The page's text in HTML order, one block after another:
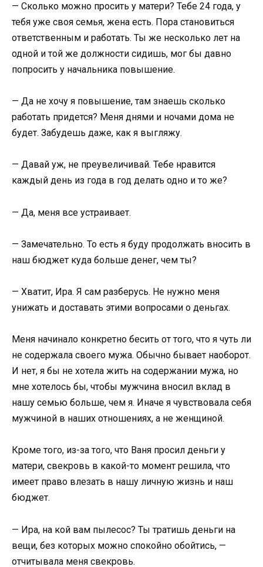
— Сколько можно просить у матери? Тебе 24 года, у
тебя уже своя семья, жена есть. Пора становиться
ответственным и работать. Ты же несколько лет на
одной и той же должности сидишь, мог бы давно
попросить у начальника повышение.
— Да не хочу я повышение, там знаешь сколько
работать придется? Меня днями и ночами дома не
будет. Забудешь даже, как я выгляжу.
— Давай уж, не преувеличивай. Тебе нравится
каждый день из года в год делать одно и то же?
— Да, меня все устраивает.
— Замечательно. То есть я буду продолжать вносить в
наш бюджет куда больше денег, чем ты?
— Хватит, Ира. Я сам разберусь. Не нужно меня
унижать и доставать этими вопросами о деньгах.
Меня начинало конкретно бесить от того, что я чуть ли
не содержала своего мужа. Обычно бывает наоборот.
И нет, я бы не хотела жить на содержании мужа, но
мне хотелось бы, чтобы мужчина вносил вклад в
нашу семью больше, чем я. Иначе я чувствовала себя
мужчиной в наших отношениях, а не женщиной.
Кроме того, из-за того, что Ваня просил деньги у
матери, свекровь в какой-то момент решила, что
имеет право влезать в нашу личную жизнь и наш
бюджет.
— Ира, на кой вам пылесос? Ты тратишь деньги на
вещи, без которых можно спокойно обойтись, —
отчитывала меня свекровь.